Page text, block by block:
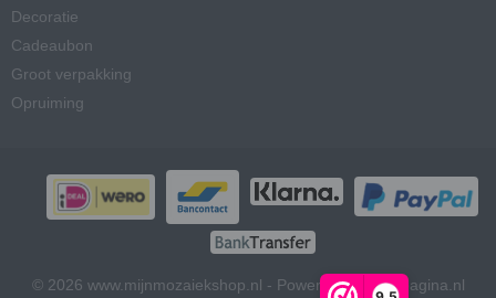
Decoratie
Cadeaubon
Groot verpakking
Opruiming
© 2026 www.mijnmozaiekshop.nl - Powered by Shoppagina.nl